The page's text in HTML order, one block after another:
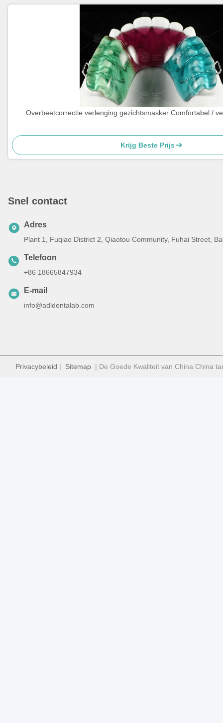
Overbeetcorrectie verlenging gezichtsmasker Comfortabel /
Krijg Beste Prijs
Snel contact
Adres
Plant 1, Fuqiao District 2, Qiaotou Community, Fuhai Street,
Telefoon
+86 18665847934
E-mail
info@adldentalab.com
Privacybeleid | Sitemap | De Goede Kwaliteit van China China